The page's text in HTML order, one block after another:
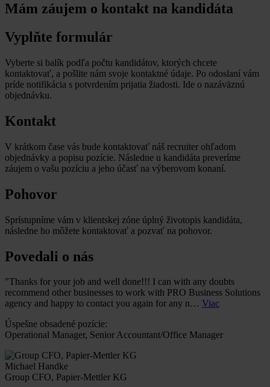
Mám záujem o kontakt na kandidáta
Vyplňte formulár
Vyberte si balík podľa počtu kandidátov, ktorých chcete
kontaktovať, a pošlite nám svoje kontaktné údaje. Po odoslaní vám
príde notifikácia s potvrdením prijatia žiadosti. Ide o nazáväznú
objednávku.
Kontakt
V krátkom čase vás bude kontaktovať náš recruiter ohľadom
objednávky a popisu pozície. Následne u kandidáta preveríme
záujem o vašu pozíciu a jeho účasť na výberovom konaní.
Pohovor
Sprístupníme vám v klientskej zóne úplný životopis kandidáta,
následne ho môžete kontaktovať a pozvať na pohovor.
Povedali o nás
"Thanks for your job and well done!!! I can with any doubts
recommend other businesses to work with PRO Business Solutions
agency and happy to contact you again for any n… Viac
Úspešne obsadené pozície:
Operational Manager, Senior Accountant/Office Manager
Michael Handke
Group CFO, Papier-Mettler KG